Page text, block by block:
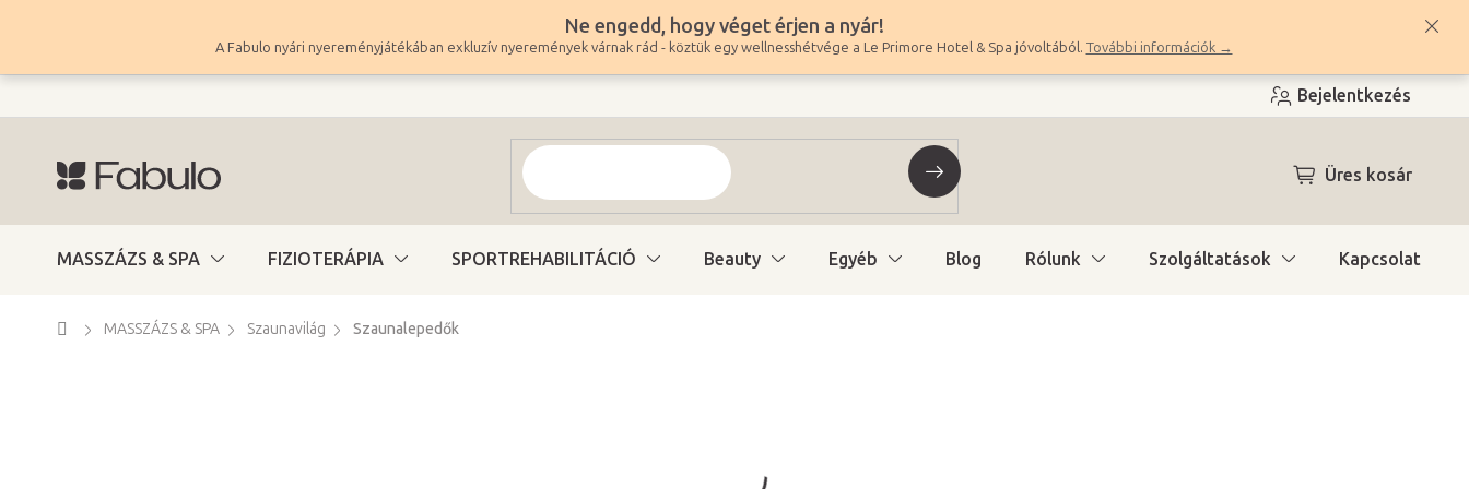
tartalomhoz
Ne engedd, hogy véget érjen a nyár!
A Fabulo nyári nyereményjátékában exkluzív nyeremények várnak rád - köztük egy wellnesshétvége a Le Primore Hotel & Spa jóvoltából. További információk →
Bejelentkezés
KOSÁR
Üres kosár
MASSZÁZS & SPA FIZIOTERÁPIA SPORTREHABILITÁCIÓ Beauty Egyéb Blog Rólunk Szolgáltatások Kapcsolat
Kezdőlap
MASSZÁZS & SPA Szaunavilág Szaunalepedők